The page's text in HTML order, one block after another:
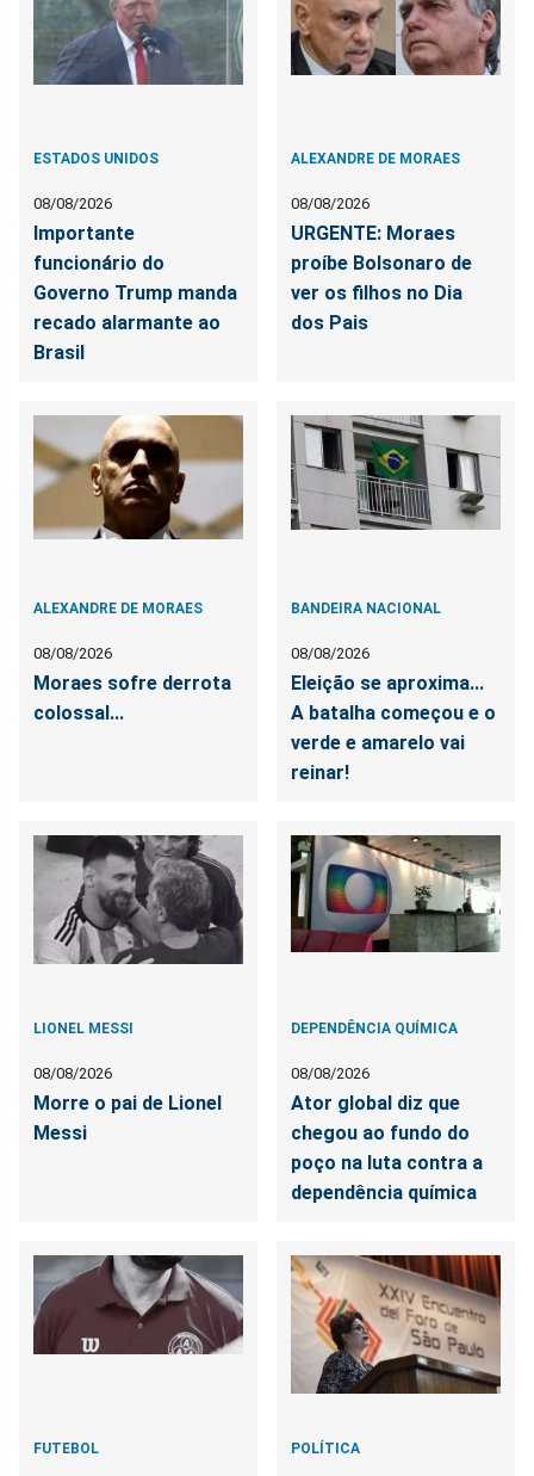
ESTADOS UNIDOS
08/08/2026
Importante
funcionário do
Governo Trump manda
recado alarmante ao
Brasil
ALEXANDRE DE MORAES
08/08/2026
URGENTE: Moraes
proíbe Bolsonaro de
ver os filhos no Dia
dos Pais
ALEXANDRE DE MORAES
08/08/2026
Moraes sofre derrota
colossal...
BANDEIRA NACIONAL
08/08/2026
Eleição se aproxima...
A batalha começou e o
verde e amarelo vai
reinar!
LIONEL MESSI
08/08/2026
Morre o pai de Lionel
Messi
DEPENDÊNCIA QUÍMICA
08/08/2026
Ator global diz que
chegou ao fundo do
poço na luta contra a
dependência química
FUTEBOL POLÍTICA